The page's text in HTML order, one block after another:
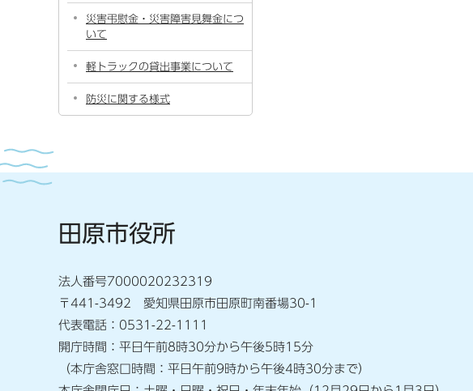
災害弔慰金・災害障害見舞金につ
いて
軽トラックの貸出事業について
防災に関する様式
田原市役所
法人番号7000020232319
〒441-3492 愛知県田原市田原町南番場30-1
代表電話：0531-22-1111
開庁時間：平日午前8時30分から午後5時15分
（本庁舎窓口時間：平日午前9時から午後4時30分まで）